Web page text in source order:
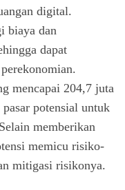
digital.
biaya dan
dapat
mencapai 204,7 juta
potensial untuk
memberikan
memicu risiko-
mitigasi risikonya.